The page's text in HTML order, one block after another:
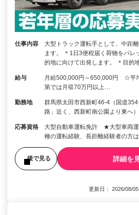
仕事内容
大型トラック運転手として、中距
ます。 ＊1日3便程届く荷物をパレ
的地に向けて出発します。 ＊目的
給与
月給500,000円～650,000円 ☆平
第では月収70万円以上…
勤務地
群馬県太田市西新町46-4（国道
路」近く、西新町南公園より東へ
応募資格
大型自動車運転免許 ★大型車両
種の運転経験、長距離経験者の方は
後で見る 詳細を
更新日： 2026/08/